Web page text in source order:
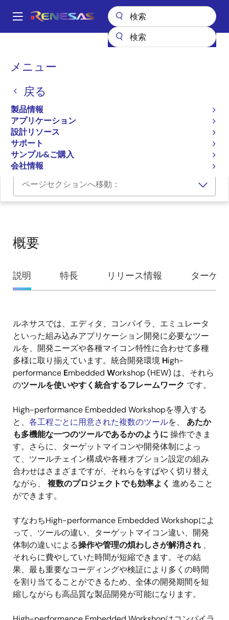
ン
Main
メニュー
戻る
製品情報
アプリケーション
設計リソース
サポート
サンプル&ご購入
会社情報
パ
く
ず
統合開発環境 High-
performance Embedded
Workshop
IDEとコーディングツール
ページセクションへ移動：
概要
概
要
説明 特長 リリース情報 ターゲ
説
明
ルネサスでは、エディタ、コンパイラ、エミュレータ
といった組み込みアプリケーション開発に必要なツー
ルを、開発ニーズや各種マイコン特性に合わせて多種
多様に取り揃えています。統合開発環境 High-
performance Embedded Workshop (HEW) は、それら
のツールを使いやすく統合するフレームワーク です。
High-performance Embedded Workshopを導入する
と、 各工程ごとに用意された複数のツールを、
あたか
も多機能な一つのツールであるかのように 操作できま
す。さらに、ターゲットマイコンや開発体制によっ
て、ツールチェイン構成や各種オプション設定の組み
合わせはさまざまですが、それらをすばやく切り替え
ながら、 複数のプロジェクトでも効率よく 進めること
ができます。
すなわちHigh-performance Embedded Workshopによ
って、ツールの違い、ターゲットマイコン違い、開発
体制の違いによる操作や管理の煩わしさが解消され 、
それらに費やしていた時間が短縮できます。その結
果、最も重要なコーディングや検証により多くの時間
を割り当てることができるため、全体の開発期間を短
縮しながらも高品質な製品開発が可能になります。